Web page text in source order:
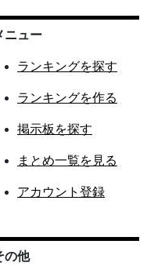
ニュー
ランキングを探す
ランキングを作る
掲示板を探す
まとめ一覧を見る
アカウント登録
の他